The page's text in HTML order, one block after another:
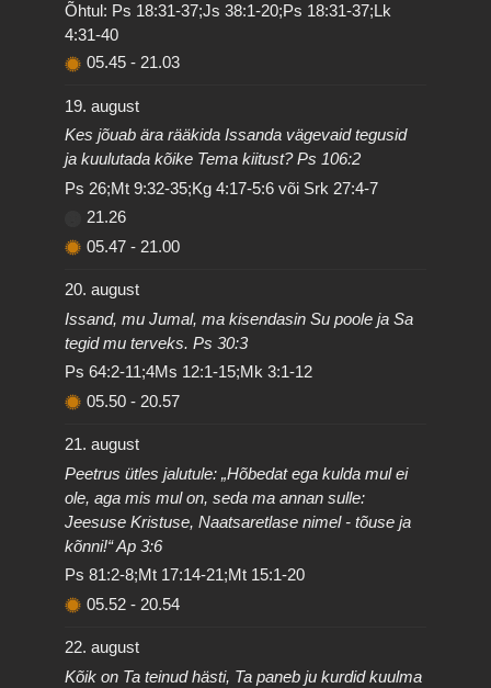
Õhtul: Ps 18:31-37;Js 38:1-20;Ps 18:31-37;Lk
4:31-40
05.45 - 21.03
19. august
Kes jõuab ära rääkida Issanda vägevaid tegusid
ja kuulutada kõike Tema kiitust? Ps 106:2
Ps 26;Mt 9:32-35;Kg 4:17-5:6 või Srk 27:4-7
21.26
05.47 - 21.00
20. august
Issand, mu Jumal, ma kisendasin Su poole ja Sa
tegid mu terveks. Ps 30:3
Ps 64:2-11;4Ms 12:1-15;Mk 3:1-12
05.50 - 20.57
21. august
Peetrus ütles jalutule: „Hõbedat ega kulda mul ei
ole, aga mis mul on, seda ma annan sulle:
Jeesuse Kristuse, Naatsaretlase nimel - tõuse ja
kõnni!“ Ap 3:6
Ps 81:2-8;Mt 17:14-21;Mt 15:1-20
05.52 - 20.54
22. august
Kõik on Ta teinud hästi, Ta paneb ju kurdid kuulma